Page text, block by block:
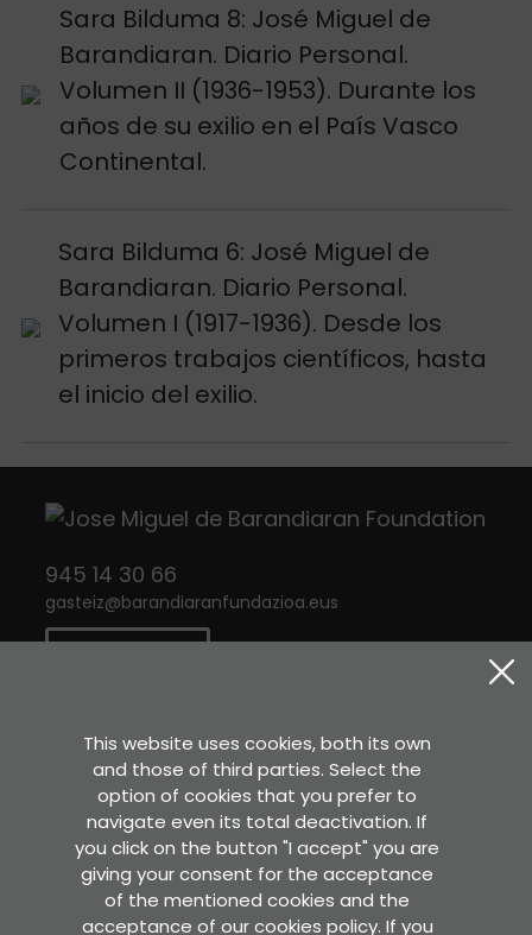
Sara Bilduma 8: José Miguel de
Barandiaran. Diario Personal.
Volumen II (1936-1953). Durante los
años de su exilio en el País Vasco
Continental.
See publication
Sara Bilduma 6: José Miguel de
Barandiaran. Diario Personal.
Volumen I (1917-1936). Desde los
primeros trabajos científicos, hasta
el inicio del exilio.
See publication
945 14 30 66
gasteiz@barandiaranfundazioa.eus
Sara Etxea
Murkondo Auzoa, 4
20211 ATAUN (Gipuzkoa)
SEE IN GOOGLE MAPS
This website uses cookies, both its own
and those of third parties. Select the
option of cookies that you prefer to
navigate even its total deactivation. If
you click on the button "I accept" you are
giving your consent for the acceptance
of the mentioned cookies and the
acceptance of our cookies policy. If you